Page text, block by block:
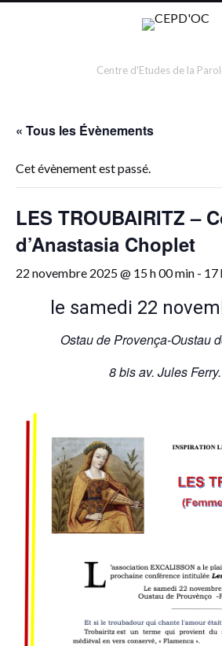
Centre d'Etudes de la
« Tous les Évènements
Cet évènement est passé.
LES TROUBAIRITZ –
d’Anastasia Choplet
22 novembre 2025 @ 15 h 00 min - 17
le samedi 22
Ostau de Provença-Oustau
8 bis av. Jules